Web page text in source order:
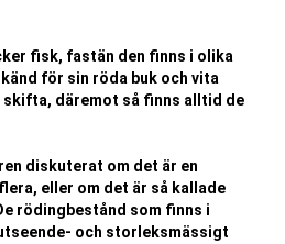
fisk, fastän den finns i olika
för sin röda buk och vita
skifta, däremot så finns alltid de
diskuterat om det är en
eller om det är så kallade
rödingbestånd som finns i
och storleksmässigt